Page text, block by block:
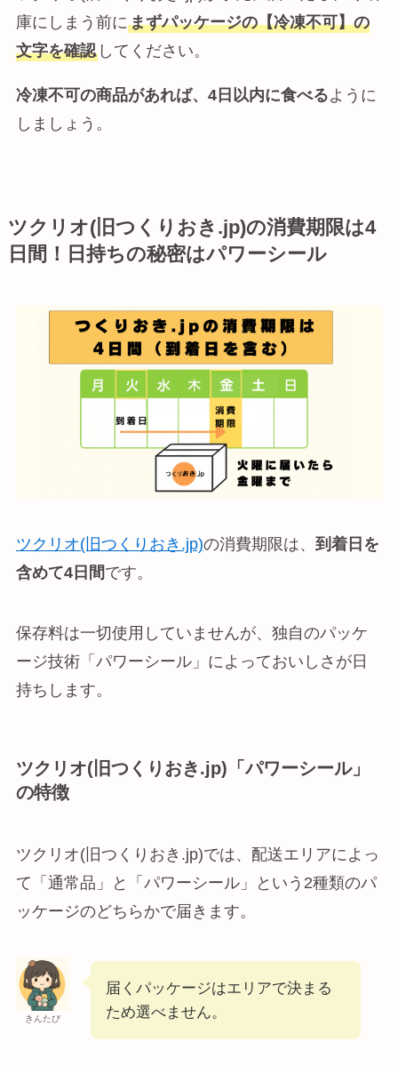
庫にしまう前にまずパッケージの【冷凍不可】の
文字を確認してください。
冷凍不可の商品があれば、4日以内に食べるように
しましょう。
ツクリオ(旧つくりおき.jp)の消費期限は4
日間！日持ちの秘密はパワーシール
ツクリオ(旧つくりおき.jp)の消費期限は、 到着日を
含めて4日間です。
保存料は一切使用していませんが、独自のパッケ
ージ技術「パワーシール」によっておいしさが日
持ちします。
ツクリオ(旧つくりおき.jp)「パワーシール」
の特徴
ツクリオ(旧つくりおき.jp)では、配送エリアによっ
て「通常品」と「パワーシール」という2種類のパ
ッケージのどちらかで届きます。
きんたぴ
届くパッケージはエリアで決まる
ため選べません。